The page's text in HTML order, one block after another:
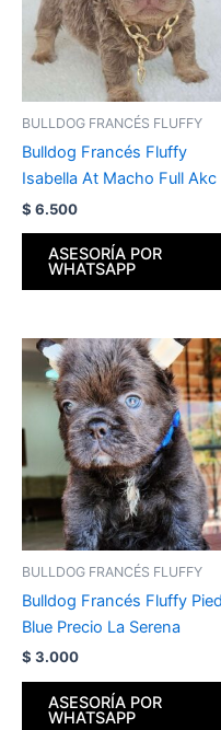
BULLDOG FRANCÉS FLUFFY
Bulldog Francés Fluffy
Isabella At Macho Full Akc
$ 6.500
ASESORÍA POR
WHATSAPP
BULLDOG FRANCÉS FLUFFY
Bulldog Francés Fluffy Pied
Blue Precio La Serena
$ 3.000
ASESORÍA POR
WHATSAPP